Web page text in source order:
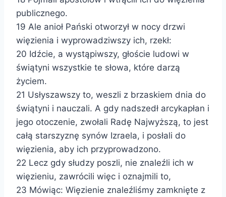
publicznego.
19 Ale anioł Pański otworzył w nocy drzwi
więzienia i wyprowadziwszy ich, rzekł:
20 Idźcie, a wystąpiwszy, głoście ludowi w
świątyni wszystkie te słowa, które darzą
życiem.
21 Usłyszawszy to, weszli z brzaskiem dnia do
świątyni i nauczali. A gdy nadszedł arcykapłan i
jego otoczenie, zwołali Radę Najwyższą, to jest
całą starszyznę synów Izraela, i posłali do
więzienia, aby ich przyprowadzono.
22 Lecz gdy słudzy poszli, nie znaleźli ich w
więzieniu, zawrócili więc i oznajmili to,
23 Mówiąc: Więzienie znaleźliśmy zamknięte z